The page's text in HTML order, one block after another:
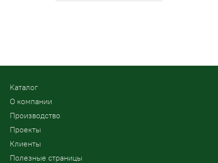
Kаталог
О компании
Производство
Проекты
Клиенты
Полезные страницы